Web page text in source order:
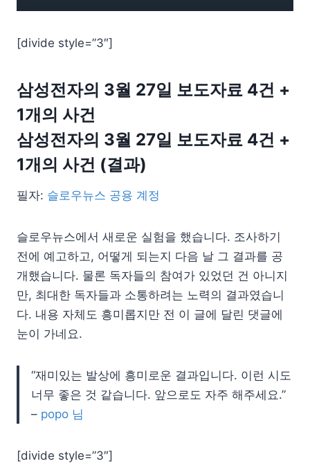
[divide style=”3″]
삼성전자의 3월 27일 보도자료 4건 +
1개의 사건
삼성전자의 3월 27일 보도자료 4건 +
1개의 사건 (결과)
필자: 슬로우뉴스 공용 계정
슬로우뉴스에서 새로운 실험을 했습니다. 조사하기
전에 예고하고, 어떻게 되는지 다음 날 그 결과를 공
개했습니다. 물론 독자들의 참여가 있었던 건 아니지
만, 최대한 독자들과 소통하려는 노력의 결과였습니
다. 내용 자체도 흥미롭지만 전 이 글에 달린 댓글에
눈이 가네요.
“재미있는 발상에 흥미로운 결과입니다. 이런 시도
너무 좋은 것 같습니다. 앞으로도 자주 해주세요.”
– popo 님
[divide style=”3″]